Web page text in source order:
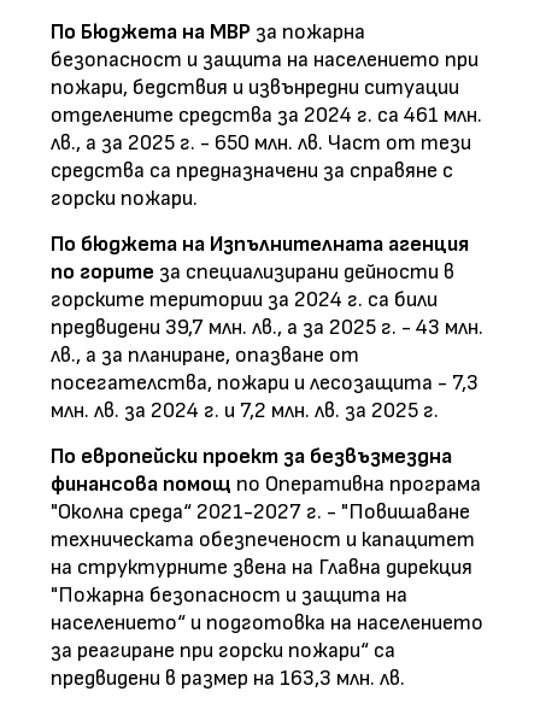
По Бюджета на МВР за пожарна
безопасност и защита на населението при
пожари, бедствия и извънредни ситуации
отделените средства за 2024 г. са 461 млн.
лв., а за 2025 г. - 650 млн. лв. Част от тези
средства са предназначени за справяне с
горски пожари.
По бюджета на Изпълнителната агенция
по горите за специализирани дейности в
горските територии за 2024 г. са били
предвидени 39,7 млн. лв., а за 2025 г. - 43 млн.
лв., а за планиране, опазване от
посегателства, пожари и лесозащита - 7,3
млн. лв. за 2024 г. и 7,2 млн. лв. за 2025 г.
По европейски проект за безвъзмездна
финансова помощ по Оперативна програма
"Околна среда“ 2021-2027 г. - "Повишаване
техническата обезпеченост и капацитет
на структурните звена на Главна дирекция
"Пожарна безопасност и защита на
населението“ и подготовка на населението
за реагиране при горски пожари“ са
предвидени в размер на 163,3 млн. лв.